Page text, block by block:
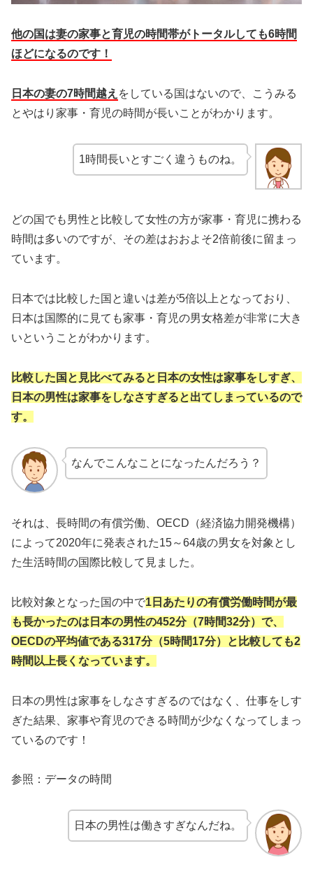
他の国は妻の家事と育児の時間帯がトータルしても6時間
ほどになるのです！
日本の妻の7時間越え をしている国はないので、こうみる
とやはり家事・育児の時間が長いことがわかります。
1時間長いとすごく違うものね。
どの国でも男性と比較して女性の方が家事・育児に携わる
時間は多いのですが、その差はおおよそ2倍前後に留まっ
ています。
日本では比較した国と違いは差が5倍以上となっており、
日本は国際的に見ても家事・育児の男女格差が非常に大き
いということがわかります。
比較した国と見比べてみると日本の女性は家事をしすぎ、
日本の男性は家事をしなさすぎると出てしまっているので
す。
なんでこんなことになったんだろう？
それは、長時間の有償労働、OECD（経済協力開発機構）
によって2020年に発表された15～64歳の男女を対象とし
た生活時間の国際比較して見ました。
比較対象となった国の中で1日あたりの有償労働時間が最
も長かったのは日本の男性の452分（7時間32分）で、
OECDの平均値である317分（5時間17分）と比較しても2
時間以上長くなっています。
日本の男性は家事をしなさすぎるのではなく、仕事をしす
ぎた結果、家事や育児のできる時間が少なくなってしまっ
ているのです！
参照：データの時間
日本の男性は働きすぎなんだね。